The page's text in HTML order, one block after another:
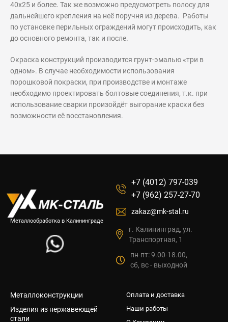
40х25 и более. Так же возможно предусмотреть полосу для
дальнейшего крепления на неё поручня из дерева. Работы
по установке перильных ограждений могут происходить, как
до основного ремонта, так и после.
Окраска конструкций производится грунт-эмалью «три в
одном». В случае необходимости использования
порошковой покраски, при производстве и монтаже
необходимо проектировать болтовые соединения, т.к. при
использование сварки произойдёт выгорание краски без
возможности её восстановления.
Металлообработка в Калининграде
Металлоконструкции
Изделия из нержавеющей
стали
Оплата и доставка
Наши работы
+7 (4012) 797-039
+7 (962) 257-27-70
zakaz@mk-stal.ru
г. Калининград, ул.
Транспортная, 1
пн-пт: 9.00-18.00,
сб, вс - выходной